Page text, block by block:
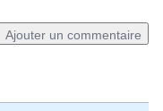
Ajouter un commentaire